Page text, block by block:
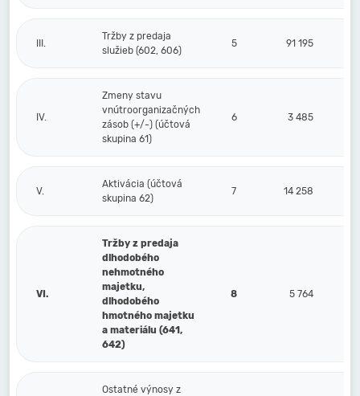
III.
Tržby z predaja
služieb (602, 606)
5 91 195
IV.
Zmeny stavu
vnútroorganizačných
zásob (+/-) (účtová
skupina 61)
6 3 485
V.
Aktivácia (účtová
skupina 62)
7 14 258
VI.
Tržby z predaja
dlhodobého
nehmotného
majetku,
dlhodobého
hmotného majetku
a materiálu (641,
642)
8 5 764
Ostatné výnosy z